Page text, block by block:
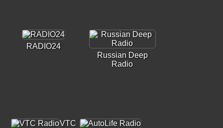
RADIO24
Russian Deep
Radio
VTC